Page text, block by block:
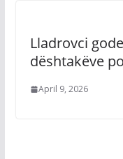
Lladrovci
dështakëve
April 9, 2026